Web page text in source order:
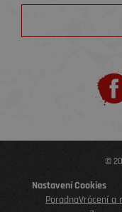
©
Nastavení Cookies
PoradnaVrácení a